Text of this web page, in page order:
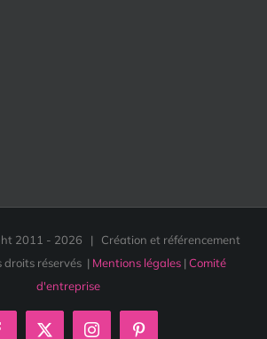
2011 - 2026 | Création et référencement
réservés | Mentions légales |Comité
d'entreprise